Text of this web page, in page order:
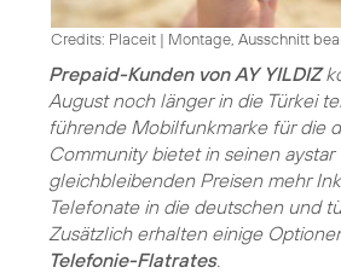
Credits: Placeit | Montage, Ausschnitt
Prepaid-Kunden von AY YILDIZ
August noch länger in die Türkei
führende Mobilfunkmarke für die
Community bietet in seinen
gleichbleibenden Preisen mehr
Telefonate in die deutschen und
Zusätzlich erhalten einige
Telefonie-Flatrates.